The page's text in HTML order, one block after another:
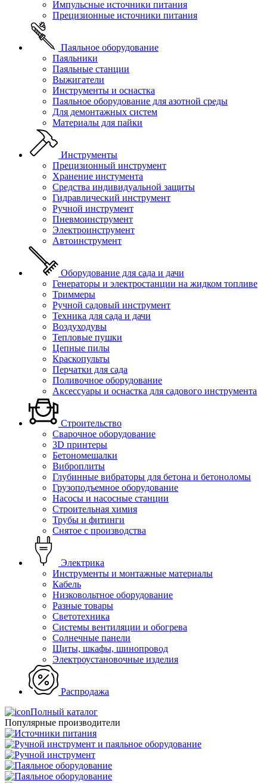
Импульсные источники питания
Прецизионные источники питания
Паяльное оборудование
Паяльники
Паяльные станции
Выжигатели
Инструменты и оснастка
Паяльное оборудование для азотной среды
Для демонтажных систем
Материалы для пайки
Инструменты
Прецизионный инструмент
Хранение инстумента
Средства индивидуальной защиты
Гидравлический инструмент
Ручной инструмент
Пневмоинструмент
Электроинструмент
Автоинструмент
Оборудование для сада и дачи
Генераторы и электростанции на жидком топливе
Триммеры
Ручной садовый инструмент
Техника для сада и дачи
Воздуходувы
Тепловые пушки
Цепные пилы
Краскопульты
Перчатки для сада
Поливочное оборудование
Аксессуары и оснастка для садового инструмента
Строительство
Сварочное оборудование
3D принтеры
Бетономешалки
Виброплиты
Глубинные вибраторы для бетона и бетоноломы
Грузоподъемное оборудование
Насосы и насосные станции
Строительная химия
Трубы и фитинги
Снятое с производства
Электрика
Инструменты и монтажные материалы
Кабель
Низковольтное оборудование
Разные товары
Светотехника
Системы вентиляции и обогрева
Солнечные панели
Щиты, шкафы, шинопровод
Электроустановочные изделия
Распродажа
Полный каталог
Популярные производители